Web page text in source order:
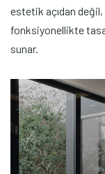
estetik açıdan
fonksiyonellikte
sunar.